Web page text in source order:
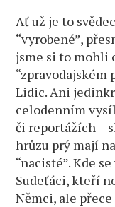
Ať už je to
“vyrobené”,
jsme si to mohli
Lidic. Ani
celodenním
či reportážích –
hrůzu prý mají
“nacisté”. Kde
Sudeťáci, kteří
Němci, ale